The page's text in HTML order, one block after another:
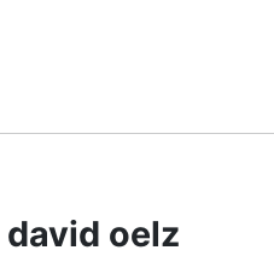
oelz